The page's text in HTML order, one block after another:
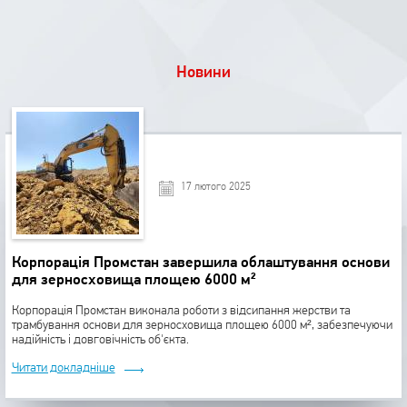
Новини
17 лютого 2025
Корпорація Промстан завершила облаштування основи
для зерносховища площею 6000 м²
Корпорація Промстан виконала роботи з відсипання жерстви та
трамбування основи для зерносховища площею 6000 м², забезпечуючи
надійність і довговічність об'єкта.
Читати докладніше